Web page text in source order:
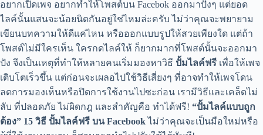
อยากเปิดเพจ อยากทำให้โพสต์บน Facebok ออกมาปังๆ แต่ยอด
ไลค์นั้นแสนจะน้อยนิดกันอยู่ใช่ไหมล่ะครับ ไม่ว่าคุณจะพยายาม
เขียนบทความให้ดีแค่ไหน หรือออกแบบรูปให้สวยเพียงใด แต่ถ้า
โพสต์ไม่มีใครเห็น ใครกดไลค์ให้ ก็ยากมากที่โพสต์นั้นจะออกมา
ปัง จึงเป็นเหตุที่ทำให้หลายคนเริ่มมองหาวิธี ปั้มไลค์ฟรี เพื่อให้เพจ
เติบโตเร็วขึ้น แต่ก่อนจะเผลอไปใช้วิธีเสี่ยงๆ ที่อาจทำให้เพจโดน
ลดการมองเห็นหรือปิดการใช้งานไปซะก่อน เรามีวิธีและเคล็ดไม่
ลับ ที่ปลอดภัย ไม่ผิดกฎ และสำคัญคือ ทำได้ฟรี! “ปั้มไลค์แบบถูก
ต้อง” 15 วิธี ปั้มไลค์ฟรี บน Facebookไม่ว่าคุณจะเป็นมือใหม่หรือ